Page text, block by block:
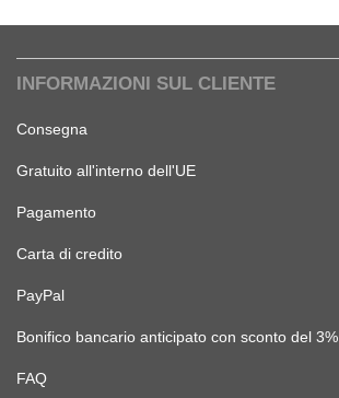
INFORMAZIONI SUL CLIENTE
Consegna
Gratuito all'interno dell'UE
Pagamento
Carta di credito
PayPal
Bonifico bancario anticipato con sconto del 3%
FAQ